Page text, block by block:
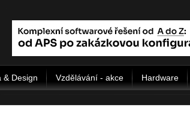
& Design Vzdělávání - akce Hardware